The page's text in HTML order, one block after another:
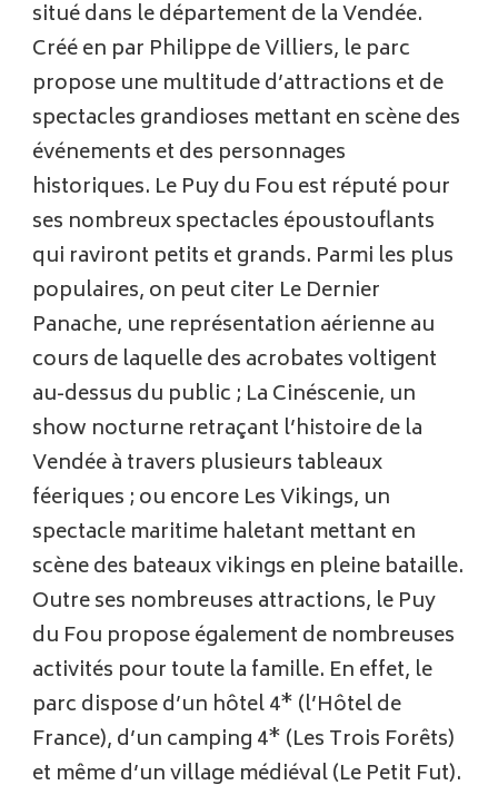
situé dans le département de la Vendée.
Créé en par Philippe de Villiers, le parc
propose une multitude d’attractions et de
spectacles grandioses mettant en scène des
événements et des personnages
historiques. Le Puy du Fou est réputé pour
ses nombreux spectacles époustouflants
qui raviront petits et grands. Parmi les plus
populaires, on peut citer Le Dernier
Panache, une représentation aérienne au
cours de laquelle des acrobates voltigent
au-dessus du public ; La Cinéscenie, un
show nocturne retraçant l’histoire de la
Vendée à travers plusieurs tableaux
féeriques ; ou encore Les Vikings, un
spectacle maritime haletant mettant en
scène des bateaux vikings en pleine bataille.
Outre ses nombreuses attractions, le Puy
du Fou propose également de nombreuses
activités pour toute la famille. En effet, le
parc dispose d’un hôtel 4* (l’Hôtel de
France), d’un camping 4* (Les Trois Forêts)
et même d’un village médiéval (Le Petit Fut).